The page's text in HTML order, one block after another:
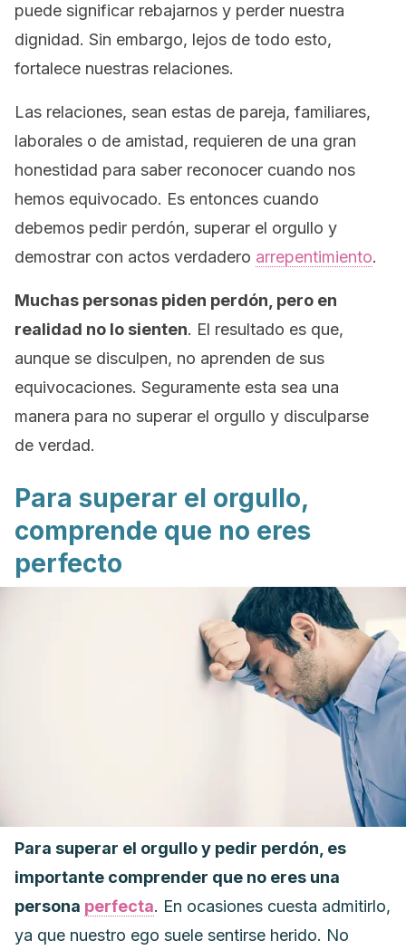
puede significar rebajarnos y perder nuestra
dignidad. Sin embargo, lejos de todo esto,
fortalece nuestras relaciones.
Las relaciones, sean estas de pareja, familiares,
laborales o de amistad, requieren de una gran
honestidad para saber reconocer cuando nos
hemos equivocado. Es entonces cuando
debemos pedir perdón, superar el orgullo y
demostrar con actos verdadero arrepentimiento.
Muchas personas piden perdón, pero en
realidad no lo sienten. El resultado es que,
aunque se disculpen, no aprenden de sus
equivocaciones. Seguramente esta sea una
manera para no superar el orgullo y disculparse
de verdad.
Para superar el orgullo,
comprende que no eres
perfecto
Para superar el orgullo y pedir perdón, es
importante comprender que no eres una
persona perfecta. En ocasiones cuesta admitirlo,
ya que nuestro ego suele sentirse herido. No